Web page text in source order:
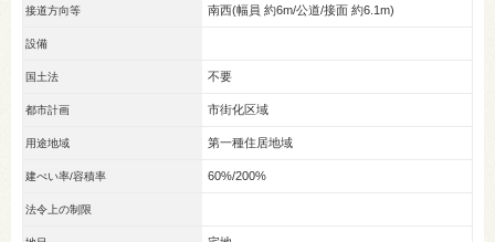
接道方向等 南西(幅員 約6m/公道/接面 約6.1m)
設備
国土法 不要
都市計画 市街化区域
用途地域 第一種住居地域
建ぺい率/容積率 60%/200%
法令上の制限